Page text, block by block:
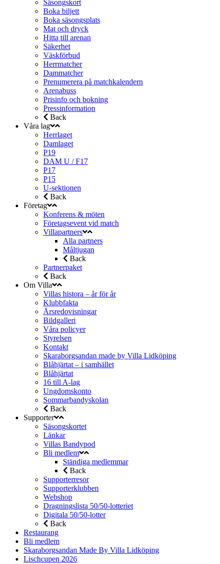
Säsongskort
Boka biljett
Boka säsongsplats
Mat och dryck
Hitta till arenan
Säkerhet
Väskförbud
Herrmatcher
Dammatcher
Prenumerera på matchkalendern
Arenabuss
Prisinfo och bokning
Pressinformation
Back
Våra lag
Herrlaget
Damlaget
P19
DAM U / F17
P17
P15
U-sektionen
Back
Företag
Konferens & möten
Företagsevent vid match
Villapartners
Alla partners
Måltjugan
Back
Partnerpaket
Back
Om Villa
Villas histora – år för år
Klubbfakta
Årsredovisningar
Bildgalleri
Våra policyer
Styrelsen
Kontakt
Skaraborgsandan made by Villa Lidköping
Blåhjärtat – i samhället
Blåhjärtat
16 till A-lag
Ungdomskonto
Sommarbandyskolan
Back
Supporter
Säsongskortet
Länkar
Villas Bandypod
Bli medlem
Ständiga medlemmar
Back
Supporterresor
Supporterklubben
Webshop
Dragningslista 50/50-lotteriet
Digitala 50/50-lotter
Back
Restaurang
Bli medlem
Skaraborgsandan Made By Villa Lidköping
Lischcupen 2026